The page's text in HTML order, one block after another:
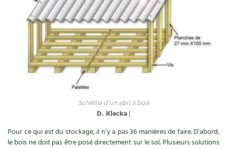
Manger bio
Cures, régimes
Dessert, Boulangerie
Techniques, conservation, organisation
Agenda, calendrier
Stages
Cartes cadeau
Nous contacter
Biodiversité
Ravageurs et maladies au jardin
Petit élevage
Alimentation et nutrition
Recettes de printemps
Jardin bio
Habitat écologique
Cuisine saine
Les 4 saisons & vous
Schéma d’un abri à bois
D. Klecka|
Pour ce qui est du stockage, il n’y a pas 36 manières de faire. D’abord,
le bois ne doit pas être posé directement sur le sol. Plusieurs solutions